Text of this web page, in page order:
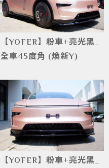
【YOFER】粉車+亮光黑_
全車45度角 (煥新Y)
【YOFER】粉車+亮光黑_